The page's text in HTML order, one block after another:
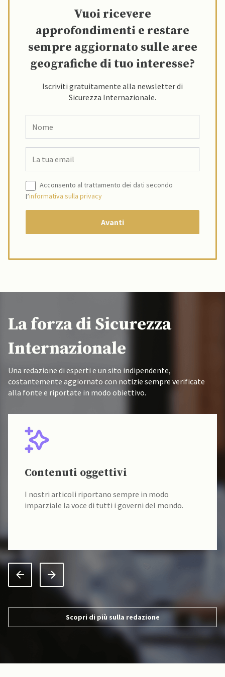
Vuoi ricevere
approfondimenti e restare
sempre aggiornato sulle aree
geografiche di tuo interesse?
Iscriviti gratuitamente alla newsletter di
Sicurezza Internazionale.
Acconsento al trattamento dei dati secondo
l’informativa sulla privacy
La forza di Sicurezza
Internazionale
Una redazione di esperti e un sito indipendente,
costantemente aggiornato con notizie sempre verificate
alla fonte e riportate in modo obiettivo.
Contenuti oggettivi
I nostri articoli riportano sempre in modo
imparziale la voce di tutti i governi del mondo.
Scopri di più sulla redazione